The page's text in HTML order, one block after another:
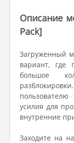
Описание
Pack]
Загруженный
вариант, где
большое
усилия для
внутренние
Заходите на